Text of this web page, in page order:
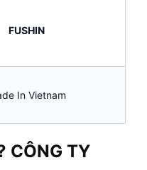
FUSHIN
In Vietnam
CÔNG TY